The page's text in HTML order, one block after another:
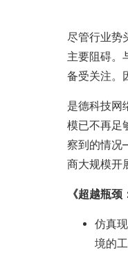
尽管行业势
主要阻碍。
备受关注。
是德科技网
模已不再足
察到的情况
商大规模开
《超越瓶颈
仿真
境的工